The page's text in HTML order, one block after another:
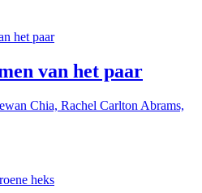
van het paar
Chia, Rachel Carlton Abrams,